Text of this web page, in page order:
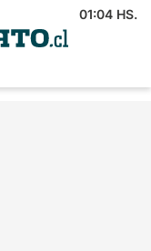
01:04 HS.